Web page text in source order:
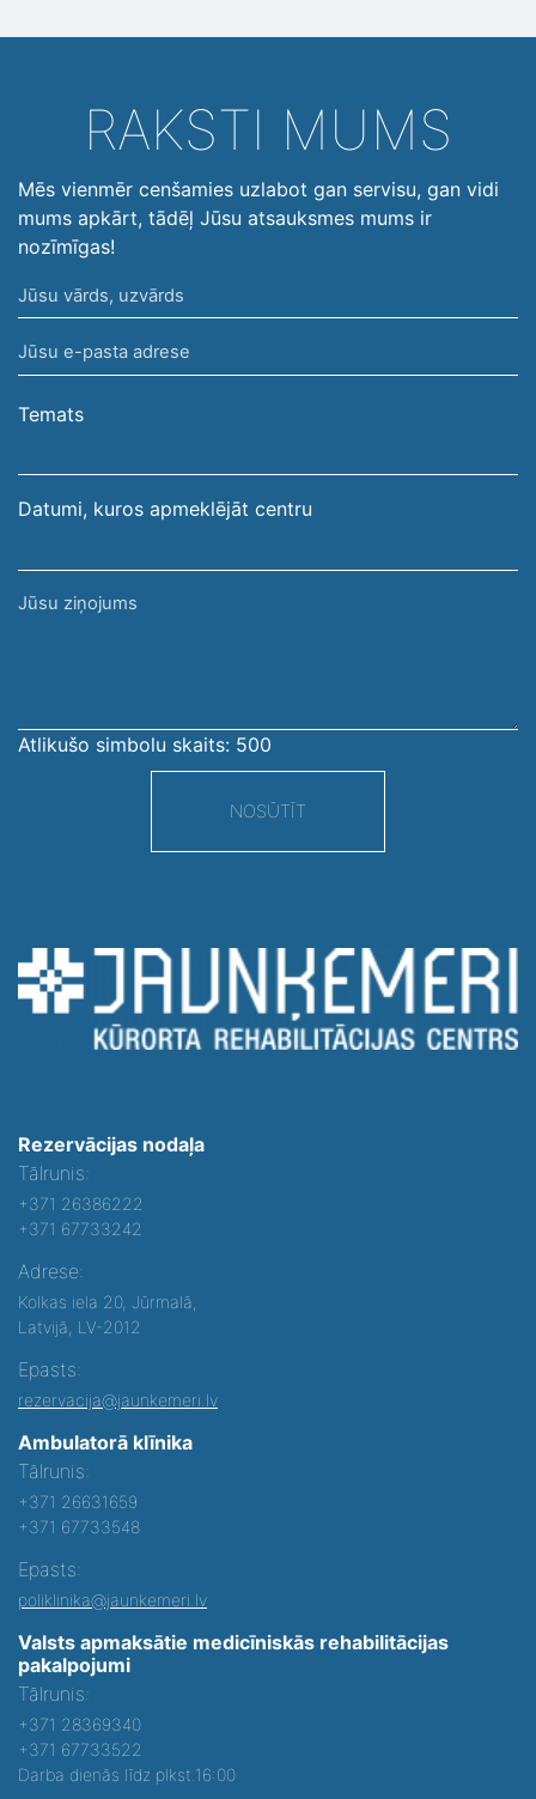
RAKSTI MUMS
Mēs vienmēr cenšamies uzlabot gan servisu, gan vidi
mums apkārt, tādēļ Jūsu atsauksmes mums ir
nozīmīgas!
Jūsu
vārds,
uzvārds
Jūsu
e-
pasta
Temats
Datumi, kuros apmeklējāt centru
Jūsu
Atlikušo simbolu skaits: 500
NOSŪTĪT
Rezervācijas nodaļa
Tālrunis:
+371 26386222
+371 67733242
Adrese:
Kolkas iela 20, Jūrmalā,
Latvijā, LV-2012
Epasts:
rezervacija@jaunkemeri.lv
Ambulatorā klīnika
Tālrunis:
+371 26631659
+371 67733548
Epasts:
poliklinika@jaunkemeri.lv
Valsts apmaksātie medicīniskās rehabilitācijas
pakalpojumi
Tālrunis:
+371 28369340
+371 67733522
Darba dienās līdz plkst.16:00